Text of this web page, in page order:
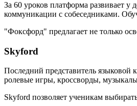
За 60 уроков платформа развивает
коммуникации с собеседниками.
"Фоксфорд" предлагает не только
Skyford
Последний представитель языковой
ролевые игры, кроссворды,
Skyford позволяет ученикам